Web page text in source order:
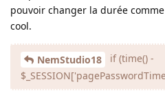
pouvoir changer la durée
cool.
NemStudio18
if (time() -